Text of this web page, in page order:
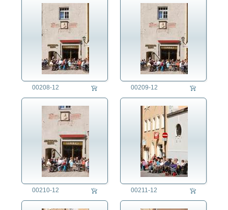
00208-12 00209-12
00210-12 00211-12